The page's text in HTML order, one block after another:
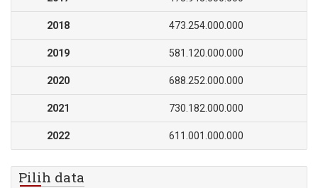
2018 473.254.000.000
2019 581.120.000.000
2020 688.252.000.000
2021 730.182.000.000
2022 611.001.000.000
Pilih data